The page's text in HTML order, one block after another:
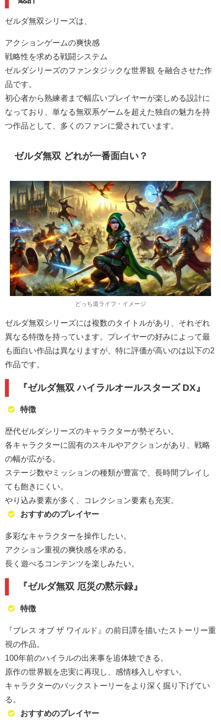
ゼルダ無双シリーズは、
アクションゲームの爽快感
戦略性を求める戦闘システム
ゼルダシリーズのファンタジックな世界観 を融合させた作
品です。
初心者から熟練者まで幅広いプレイヤーが楽しめる設計に
なっており、単なる無双系ゲームを超えた独自の魅力を持
つ作品として、多くのファンに愛されています。
ゼルダ無双 どれが一番面白い？
どっち道ライフ・イメージ
ゼルダ無双シリーズには複数のタイトルがあり、それぞれ
異なる特徴を持っています。プレイヤーの好みによって最
も面白い作品は異なりますが、特に評価が高いのは以下の2
作品です。
『ゼルダ無双 ハイラルオールスターズ DX』
特徴
歴代ゼルダシリーズのキャラクターが勢ぞろい。
各キャラクターに固有のスキルやアクションがあり、戦略
の幅が広がる。
ステージ数やミッションの種類が豊富で、長時間プレイし
ても飽きにくい。
やり込み要素が多く、コレクション要素も充実。
おすすめのプレイヤー
多彩なキャラクターを操作したい。
アクション重視の爽快感を求める。
長く遊べるコンテンツを楽しみたい。
『ゼルダ無双 厄災の黙示録』
特徴
『ブレス オブ ザ ワイルド』の前日譚を描いたストーリー重
視の作品。
100年前のハイラルの出来事を追体験できる。
原作の世界観を忠実に再現し、感情移入しやすい。
キャラクターのバックストーリーをより深く掘り下げてい
る。
おすすめのプレイヤー